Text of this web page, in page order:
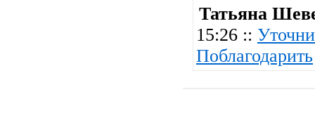
Татьяна
15:26 ::
Поблагодарить